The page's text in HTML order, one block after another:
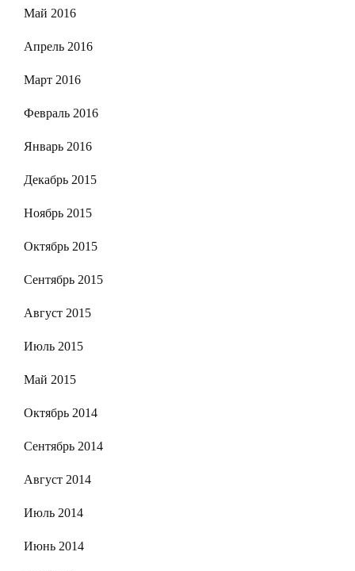
Май 2016
Апрель 2016
Март 2016
Февраль 2016
Январь 2016
Декабрь 2015
Ноябрь 2015
Октябрь 2015
Сентябрь 2015
Август 2015
Июль 2015
Май 2015
Октябрь 2014
Сентябрь 2014
Август 2014
Июль 2014
Июнь 2014